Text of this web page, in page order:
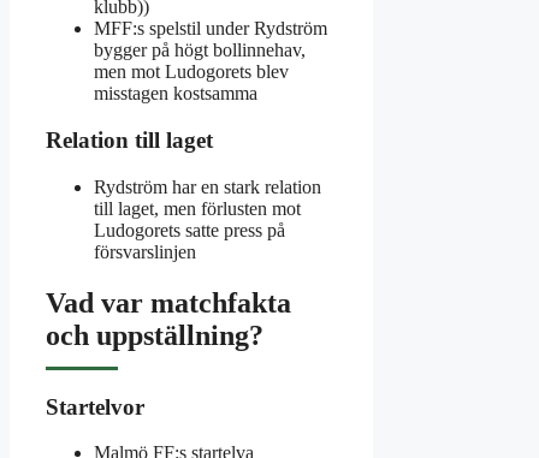
klubb))
MFF:s spelstil under Rydström
bygger på högt bollinnehav,
men mot Ludogorets blev
misstagen kostsamma
Relation till laget
Rydström har en stark relation
till laget, men förlusten mot
Ludogorets satte press på
försvarslinjen
Vad var matchfakta
och uppställning?
Startelvor
Malmö FF:s startelva